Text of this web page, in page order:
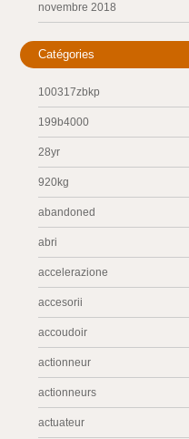
novembre 2018
Catégories
100317zbkp
199b4000
28yr
920kg
abandoned
abri
accelerazione
accesorii
accoudoir
actionneur
actionneurs
actuateur